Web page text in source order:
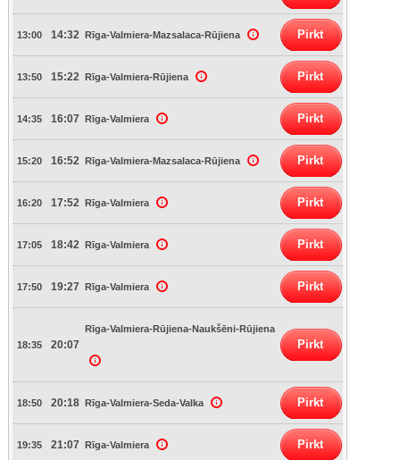
13:00 14:32 Rīga-Valmiera-Mazsalaca-Rūjiena Pirkt
13:50 15:22 Rīga-Valmiera-Rūjiena Pirkt
14:35 16:07 Rīga-Valmiera Pirkt
15:20 16:52 Rīga-Valmiera-Mazsalaca-Rūjiena Pirkt
16:20 17:52 Rīga-Valmiera Pirkt
17:05 18:42 Rīga-Valmiera Pirkt
17:50 19:27 Rīga-Valmiera Pirkt
18:35 20:07
Rīga-Valmiera-Rūjiena-Naukšēni-Rūjiena
Pirkt
18:50 20:18 Rīga-Valmiera-Seda-Valka Pirkt
19:35 21:07 Rīga-Valmiera Pirkt